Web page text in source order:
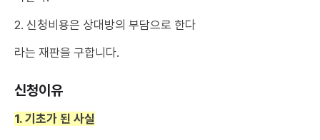
2. 신청비용은 상대방의 부담으로 한다
라는 재판을 구합니다.
신청이유
1. 기초가 된 사실